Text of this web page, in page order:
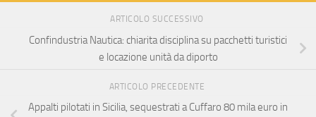
ARTICOLO SUCCESSIVO
Confindustria Nautica: chiarita disciplina su pacchetti turistici
e locazione unità da diporto
ARTICOLO PRECEDENTE
Appalti pilotati in Sicilia, sequestrati a Cuffaro 80 mila euro in